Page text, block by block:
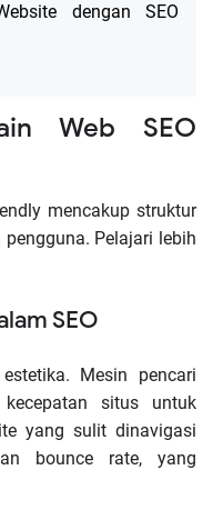
dengan SEO
Web SEO
mencakup struktur
Pelajari lebih
SEO
Mesin pencari
situs untuk
yang sulit dinavigasi
bounce rate, yang